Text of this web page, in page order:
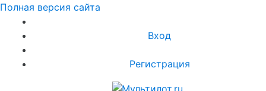
Полная версия сайта
Вход
Регистрация